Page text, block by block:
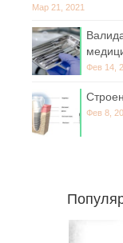
Мар 21, 2021
Фев 14,
Фев 8,